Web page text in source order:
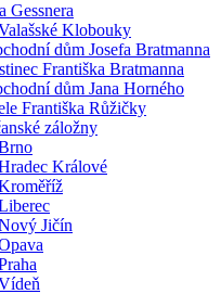
Gessnera
Klobouky
dům Josefa Bratmanna
Františka Bratmanna
dům Jana Horného
Františka Růžičky
záložny
Králové
Jičín